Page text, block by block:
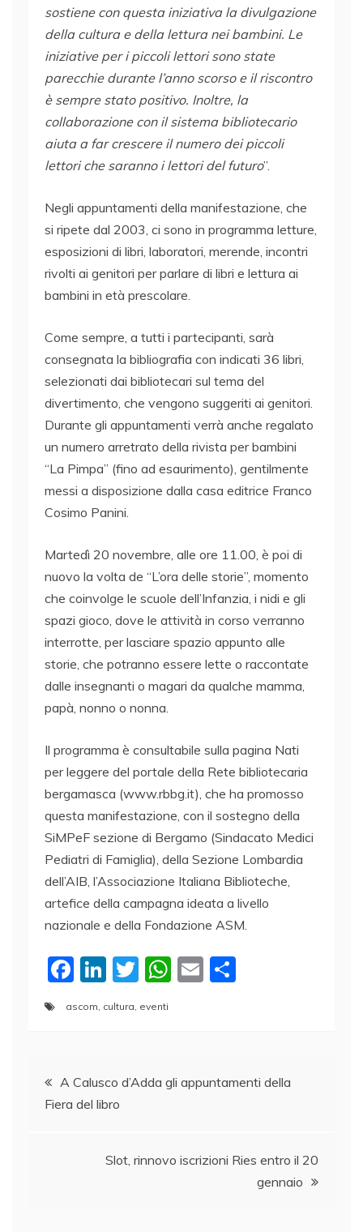
sostiene con questa iniziativa la divulgazione
della cultura e della lettura nei bambini. Le
iniziative per i piccoli lettori sono state
parecchie durante l’anno scorso e il riscontro
è sempre stato positivo. Inoltre, la
collaborazione con il sistema bibliotecario
aiuta a far crescere il numero dei piccoli
lettori che saranno i lettori del futuro”.
Negli appuntamenti della manifestazione, che
si ripete dal 2003, ci sono in programma letture,
esposizioni di libri, laboratori, merende, incontri
rivolti ai genitori per parlare di libri e lettura ai
bambini in età prescolare.
Come sempre, a tutti i partecipanti, sarà
consegnata la bibliografia con indicati 36 libri,
selezionati dai bibliotecari sul tema del
divertimento, che vengono suggeriti ai genitori.
Durante gli appuntamenti verrà anche regalato
un numero arretrato della rivista per bambini
“La Pimpa” (fino ad esaurimento), gentilmente
messi a disposizione dalla casa editrice Franco
Cosimo Panini.
Martedì 20 novembre, alle ore 11.00, è poi di
nuovo la volta de “L’ora delle storie”, momento
che coinvolge le scuole dell’Infanzia, i nidi e gli
spazi gioco, dove le attività in corso verranno
interrotte, per lasciare spazio appunto alle
storie, che potranno essere lette o raccontate
dalle insegnanti o magari da qualche mamma,
papà, nonno o nonna.
Il programma è consultabile sulla pagina Nati
per leggere del portale della Rete bibliotecaria
bergamasca (www.rbbg.it), che ha promosso
questa manifestazione, con il sostegno della
SiMPeF sezione di Bergamo (Sindacato Medici
Pediatri di Famiglia), della Sezione Lombardia
dell’AIB, l’Associazione Italiana Biblioteche,
artefice della campagna ideata a livello
nazionale e della Fondazione ASM.
F
b
o
Li
n
dI
n
T
W
A
p
E
vi
ascom, cultura, eventi
Navigazione
articoli
A Calusco d’Adda gli appuntamenti della
Fiera del libro
Slot, rinnovo iscrizioni Ries entro il 20
gennaio